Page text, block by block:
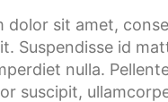
dolor sit amet,
Suspendisse id
nulla.
suscipit,